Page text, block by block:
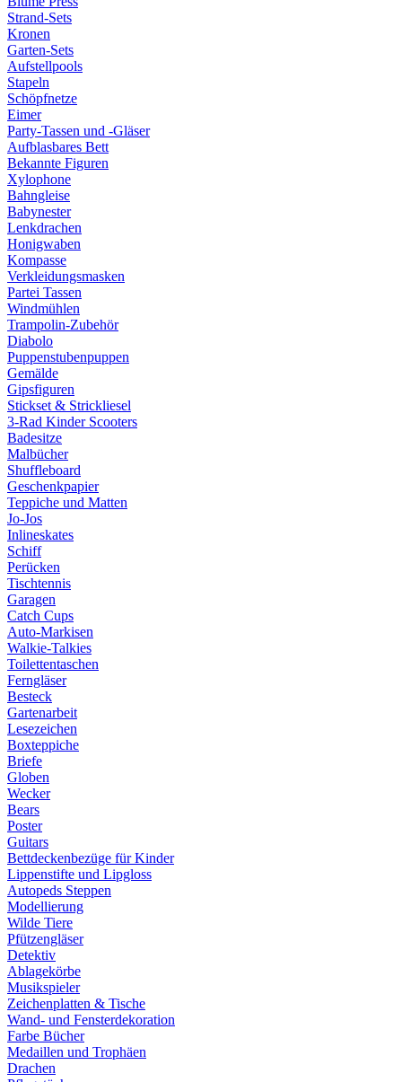
Strand-Sets
Kronen
Garten-Sets
Aufstellpools
Stapeln
Schöpfnetze
Eimer
Party-Tassen und -Gläser
Aufblasbares Bett
Bekannte Figuren
Xylophone
Bahngleise
Babynester
Lenkdrachen
Honigwaben
Kompasse
Verkleidungsmasken
Partei Tassen
Windmühlen
Trampolin-Zubehör
Diabolo
Puppenstubenpuppen
Gemälde
Gipsfiguren
Stickset & Strickliesel
3-Rad Kinder Scooters
Badesitze
Malbücher
Shuffleboard
Geschenkpapier
Teppiche und Matten
Jo-Jos
Inlineskates
Schiff
Perücken
Tischtennis
Garagen
Catch Cups
Auto-Markisen
Walkie-Talkies
Toilettentaschen
Ferngläser
Besteck
Gartenarbeit
Lesezeichen
Boxteppiche
Briefe
Globen
Wecker
Bears
Poster
Guitars
Bettdeckenbezüge für Kinder
Lippenstifte und Lipgloss
Autopeds Steppen
Modellierung
Wilde Tiere
Pfützengläser
Detektiv
Ablagekörbe
Musikspieler
Zeichenplatten & Tische
Wand- und Fensterdekoration
Farbe Bücher
Medaillen und Trophäen
Drachen